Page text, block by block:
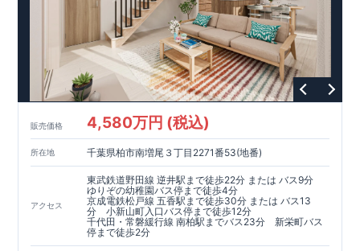
販売価格 4,580万円 (税込)
所在地 千葉県柏市南増尾３丁目2271番53(地番)
アクセス
東武鉄道野田線 逆井駅まで徒歩22分 または バス9分
ゆりぞの幼稚園バス停まで徒歩4分
京成電鉄松戸線 五香駅まで徒歩30分 または バス13
分 小新山町入口バス停まで徒歩12分
千代田・常磐緩行線 南柏駅までバス23分 新栄町バス
停まで徒歩2分